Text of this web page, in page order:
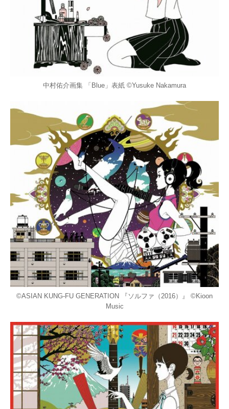
中村佑介画集 「Blue」表紙 ©Yusuke Nakamura
©ASIAN KUNG-FU GENERATION 『ソルファ（2016）』 ©Kioon
Music